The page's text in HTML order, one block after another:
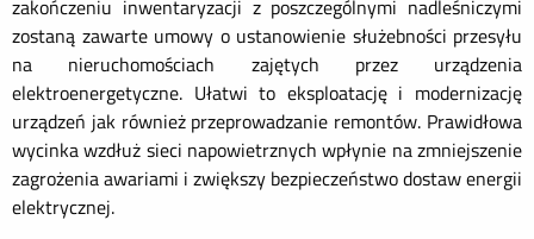
zakończeniu inwentaryzacji z poszczególnymi nadleśniczymi
zostaną zawarte umowy o ustanowienie służebności przesyłu
na nieruchomościach zajętych przez urządzenia
elektroenergetyczne. Ułatwi to eksploatację i modernizację
urządzeń jak również przeprowadzanie remontów. Prawidłowa
wycinka wzdłuż sieci napowietrznych wpłynie na zmniejszenie
zagrożenia awariami i zwiększy bezpieczeństwo dostaw energii
elektrycznej.